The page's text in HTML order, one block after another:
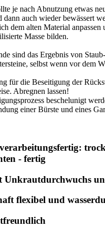
je nach Abnutzung etwas
dann auch wieder bewässert
dem alten Material anpassen
Masse bilden.
sind das Ergebnis von
selbst wenn vor dem
für die Beseitigung der
Abregnen lassen!
beschelunigt
einer Bürste und eines
- fertig
Unkrautdurchwuchs
flexibel und